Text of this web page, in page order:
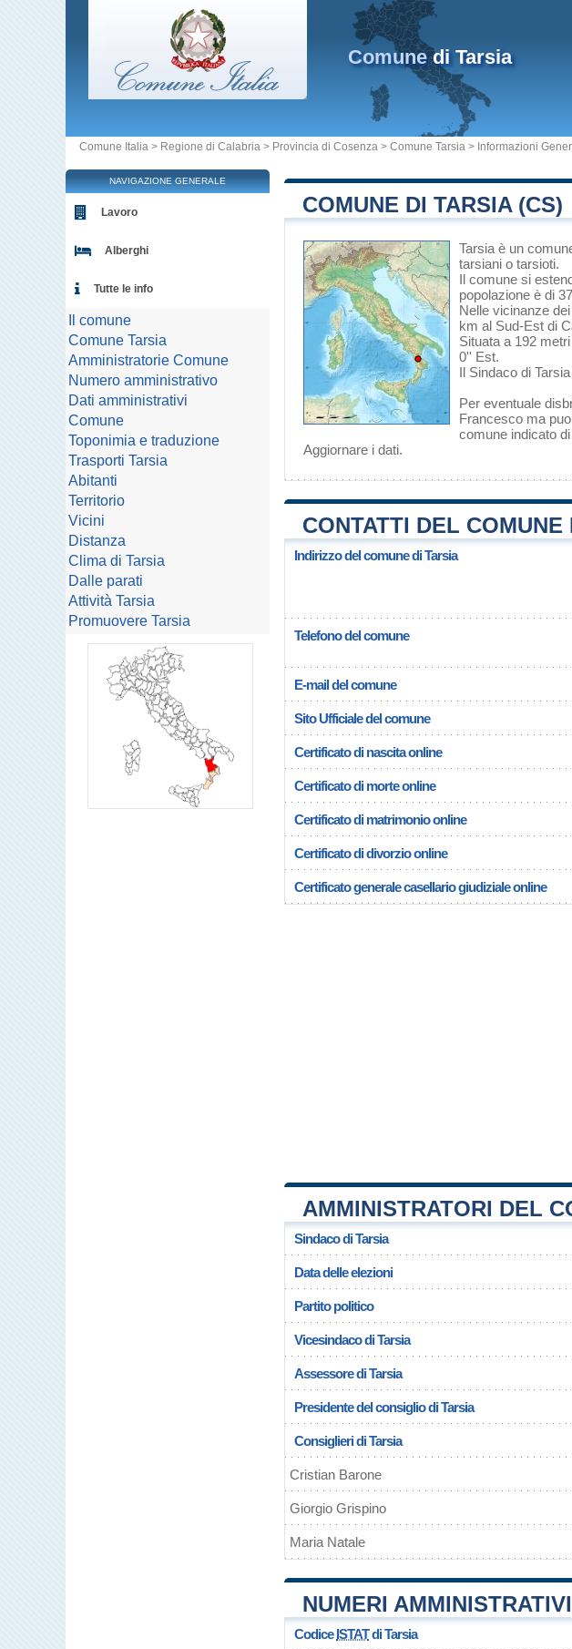
Comunedi Tarsia
Comune Italia > Regione di Calabria > Provincia di Cosenza > Comune Tarsia > Informazioni
COMUNE DI TARSIA (CS)
Tarsia è un
tarsiani o tarsioti.
Il comune si
popolazione è di
Nelle vicinanze
km al Sud-Est di
Situata a 192
0'' Est.
Il Sindaco di
Per eventuale
Francesco ma
comune indicato
Aggiornare i dati.
CONTATTI DEL COMUNE
Indirizzo del comune di Tarsia
Telefono del comune
E-mail del comune
Sito Ufficiale del comune
Certificato di nascita online
Certificato di morte online
Certificato di matrimonio online
Certificato di divorzio online
Certificato generale casellario giudiziale online
AMMINISTRATORI DEL
Sindaco di Tarsia
Data delle elezioni
Partito politico
Vicesindaco di Tarsia
Assessore di Tarsia
Presidente del consiglio di Tarsia
Consiglieri di Tarsia
Cristian Barone
Giorgio Grispino
Maria Natale
NUMERI
CodiceISTATdi Tarsia
NAVIGAZIONE GENERALE
Lavoro
Alberghi
Tutte le info
Il comune
Comune Tarsia
Amministratorie Comune
Numero amministrativo
Dati amministrativi
Comune
Toponimia e traduzione
Trasporti Tarsia
Abitanti
Territorio
Vicini
Distanza
Clima di Tarsia
Dalle parati
Attività Tarsia
Promuovere Tarsia